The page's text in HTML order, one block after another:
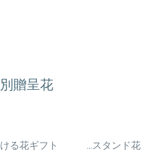
贈呈花
る花ギフト ...スタンド花